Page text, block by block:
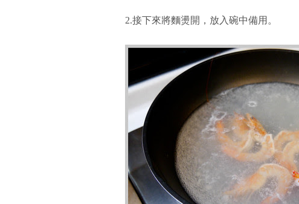
2.接下來將麵燙開，放入碗中備用。